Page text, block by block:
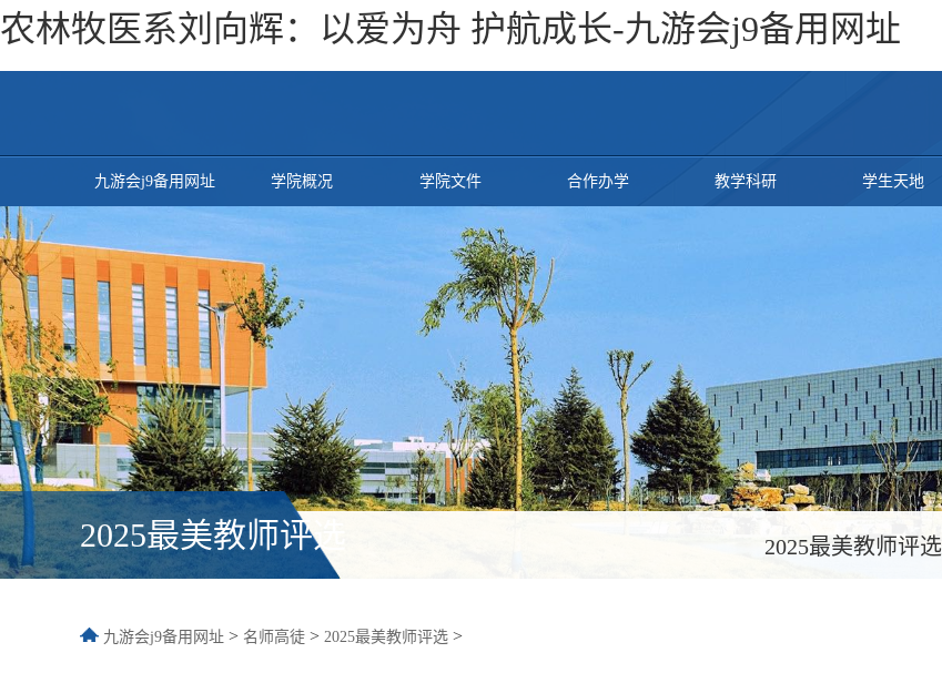
农林牧医系刘向辉：以爱为舟 护航成长-九游会j9备用网址
九游会j9备用网址 学院概况 学院文件 合作办学 教学科研 学生天地
2025最美教师评选 2025最美教师评选
九游会j9备用网址 > 名师高徒 > 2025最美教师评选 >